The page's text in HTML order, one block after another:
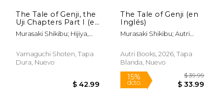
The Tale of Genji, the
Uji Chapters Part I (en
Inglés)
Murasaki Shikibu; Hijiya,
Yamaguchi Shoten, Tapa
Dura, Nuevo
The Tale of Genji (en
Inglés)
Murasaki Shikibu; Autri
Autri Books, 2026, Tapa
Blanda, Nuevo